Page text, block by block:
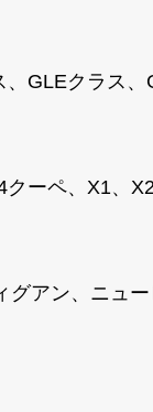
GLEクラス、
ーペ、X1、
アン、ニュー